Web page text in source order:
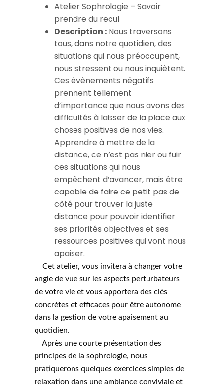
Atelier Sophrologie – Savoir
prendre du recul
Description : Nous traversons
tous, dans notre quotidien, des
situations qui nous préoccupent,
nous stressent ou nous inquiètent.
Ces évènements négatifs
prennent tellement
d’importance que nous avons des
difficultés à laisser de la place aux
choses positives de nos vies.
Apprendre à mettre de la
distance, ce n’est pas nier ou fuir
ces situations qui nous
empêchent d’avancer, mais être
capable de faire ce petit pas de
côté pour trouver la juste
distance pour pouvoir identifier
ses priorités objectives et ses
ressources positives qui vont nous
apaiser.
Cet atelier, vous invitera à changer votre
angle de vue sur les aspects perturbateurs
de votre vie et vous apportera des clés
concrètes et efficaces pour être autonome
dans la gestion de votre apaisement au
quotidien.
Après une courte présentation des
principes de la sophrologie, nous
pratiquerons quelques exercices simples de
relaxation dans une ambiance conviviale et